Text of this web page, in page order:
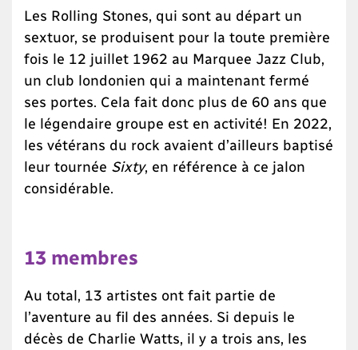
Les Rolling Stones, qui sont au départ un
sextuor, se produisent pour la toute première
fois le 12 juillet 1962 au Marquee Jazz Club,
un club londonien qui a maintenant fermé
ses portes. Cela fait donc plus de 60 ans que
le légendaire groupe est en activité! En 2022,
les vétérans du rock avaient d’ailleurs baptisé
leur tournée Sixty, en référence à ce jalon
considérable.
13 membres
Au total, 13 artistes ont fait partie de
l’aventure au fil des années. Si depuis le
décès de Charlie Watts, il y a trois ans, les